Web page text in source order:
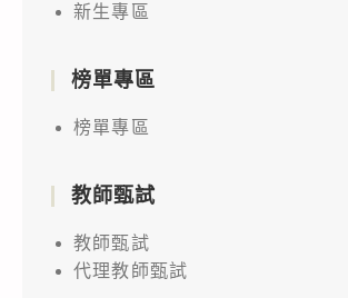
新生專區
榜單專區
榜單專區
教師甄試
教師甄試
代理教師甄試